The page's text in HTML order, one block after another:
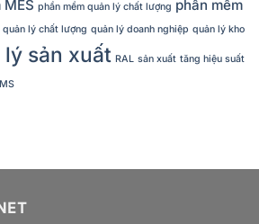
MES phần mềm quản lý chất lượng phần mềm
quản lý chất lượng quản lý doanh nghiệp quản lý kho
lý sản xuất RAL sản xuất tăng hiệu suất